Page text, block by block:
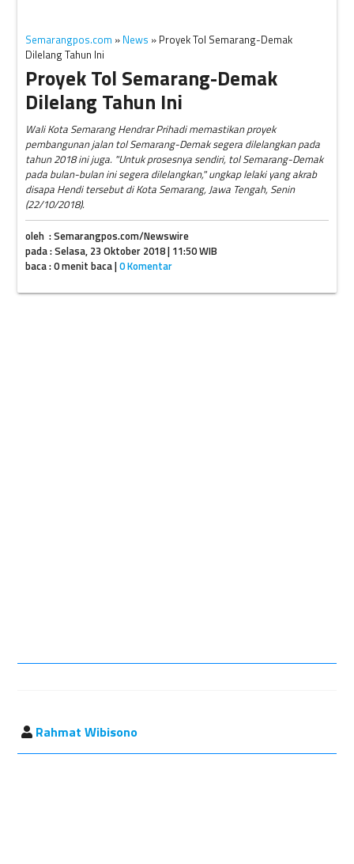
Semarangpos.com » News » Proyek Tol Semarang-Demak
Dilelang Tahun Ini
Proyek Tol Semarang-Demak
Dilelang Tahun Ini
Wali Kota Semarang Hendrar Prihadi memastikan proyek
pembangunan jalan tol Semarang-Demak segera dilelangkan pada
tahun 2018 ini juga. "Untuk prosesnya sendiri, tol Semarang-Demak
pada bulan-bulan ini segera dilelangkan," ungkap lelaki yang akrab
disapa Hendi tersebut di Kota Semarang, Jawa Tengah, Senin
(22/10/2018).
oleh : Semarangpos.com/Newswire
pada : Selasa, 23 Oktober 2018 | 11:50 WIB
baca : 0 menit baca |0 Komentar
Rahmat Wibisono